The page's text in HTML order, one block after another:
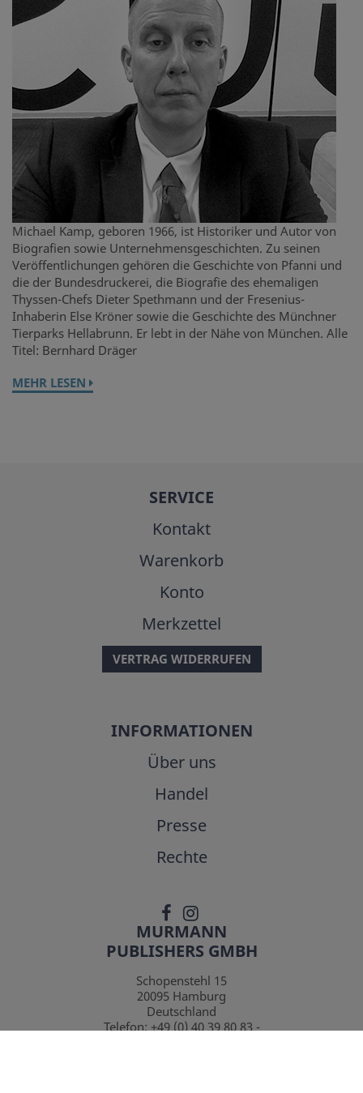
Michael Kamp, geboren 1966, ist Historiker und Autor von
Biografien sowie Unternehmensgeschichten. Zu seinen
Veröffentlichungen gehören die Geschichte von Pfanni und
die der Bundesdruckerei, die Biografie des ehemaligen
Thyssen-Chefs Dieter Spethmann und der Fresenius-
Inhaberin Else Kröner sowie die Geschichte des Münchner
Tierparks Hellabrunn. Er lebt in der Nähe von München. Alle
Titel: Bernhard Dräger
MEHR LESEN
SERVICE
Kontakt
Warenkorb
Konto
Merkzettel
VERTRAG WIDERRUFEN
INFORMATIONEN
Über uns
Handel
Presse
Rechte
MURMANN
PUBLISHERS GMBH
Schopenstehl 15
20095 Hamburg
Deutschland
Telefon:+49 (0) 40 39 80 83 -